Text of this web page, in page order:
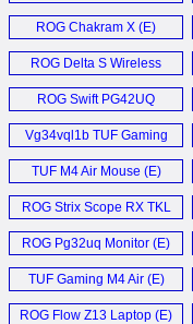
Router (E)
ROG Chakram X (E)
ROG Delta S Wireless
Gaming Headset (E)
ROG Swift PG42UQ
Monitor (E)
Vg34vql1b TUF Gaming
Monitor (D)
TUF M4 Air Mouse (E)
ROG Strix Scope RX TKL
Deluxe Wireless (E)
ROG Pg32uq Monitor (E)
TUF Gaming M4 Air (E)
ROG Flow Z13 Laptop (E)